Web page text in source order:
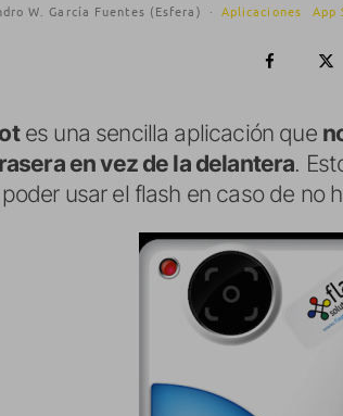
W. García Fuentes (Esfera) · Aplicaciones App
es una sencilla aplicación que
en vez de la delantera.
usar el flash en caso de no